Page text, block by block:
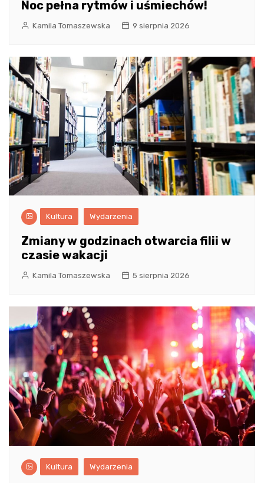
Noc pełna rytmów i uśmiechów!
Kamila Tomaszewska 9 sierpnia 2026
Kultura Wydarzenia
Zmiany w godzinach otwarcia filii w
czasie wakacji
Kamila Tomaszewska 5 sierpnia 2026
Kultura Wydarzenia